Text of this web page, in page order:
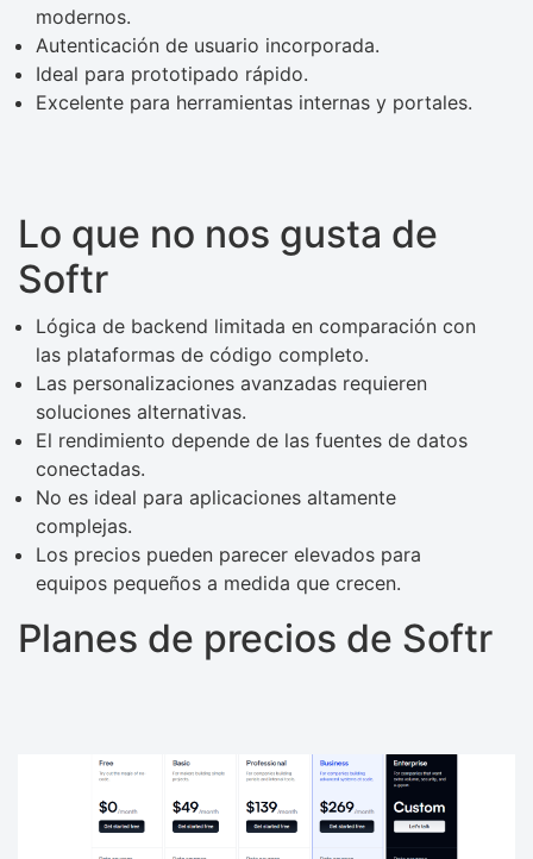
modernos.
Autenticación de usuario incorporada.
Ideal para prototipado rápido.
Excelente para herramientas internas y portales.
Lo que no nos gusta de
Softr
Lógica de backend limitada en comparación con
las plataformas de código completo.
Las personalizaciones avanzadas requieren
soluciones alternativas.
El rendimiento depende de las fuentes de datos
conectadas.
No es ideal para aplicaciones altamente
complejas.
Los precios pueden parecer elevados para
equipos pequeños a medida que crecen.
Planes de precios de Softr